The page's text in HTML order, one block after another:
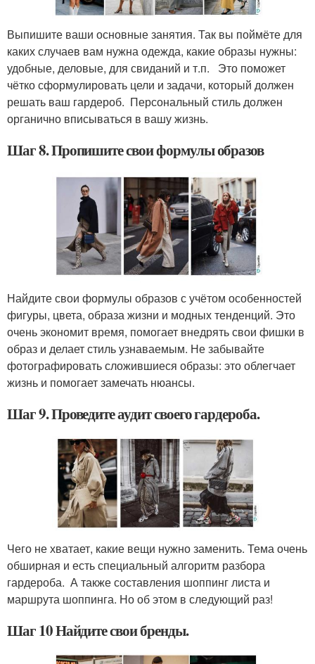
Выпишите ваши основные занятия. Так вы поймёте для
каких случаев вам нужна одежда, какие образы нужны:
удобные, деловые, для свиданий и т.п. Это поможет
чётко сформулировать цели и задачи, который должен
решать ваш гардероб. Персональный стиль должен
органично вписываться в вашу жизнь.
Шаг 8. Пропишите свои формулы образов
Найдите свои формулы образов с учётом особенностей
фигуры, цвета, образа жизни и модных тенденций. Это
очень экономит время, помогает внедрять свои фишки в
образ и делает стиль узнаваемым. Не забывайте
фотографировать сложившиеся образы: это облегчает
жизнь и помогает замечать нюансы.
Шаг 9. Проведите аудит своего гардероба.
Чего не хватает, какие вещи нужно заменить. Тема очень
обширная и есть специальный алгоритм разбора
гардероба. А также составления шоппинг листа и
маршрута шоппинга. Но об этом в следующий раз!
Шаг 10 Найдите свои бренды.